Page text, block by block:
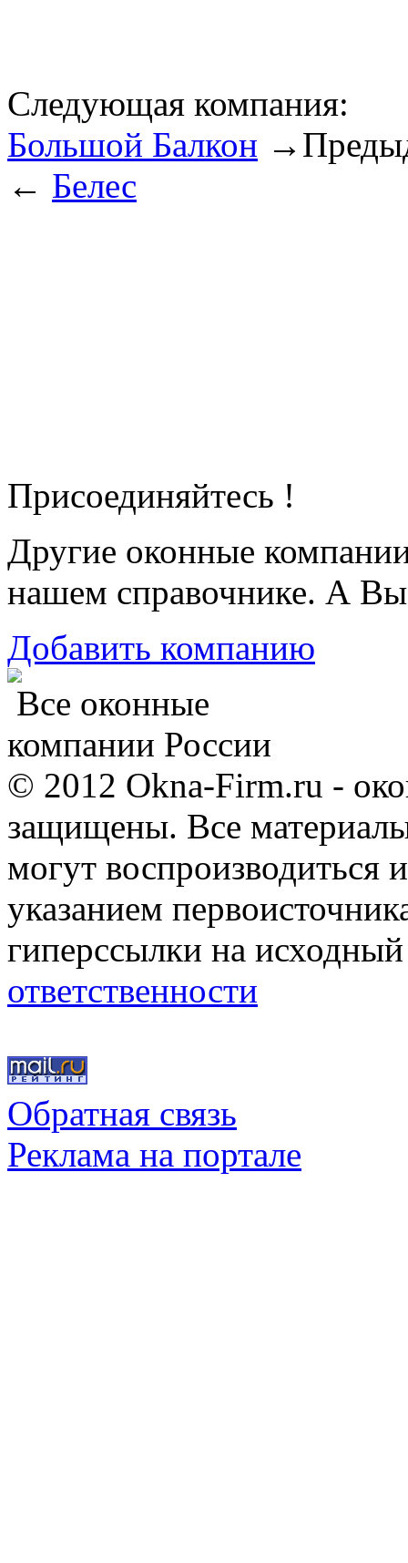
Следующая компания:
Большой Балкон →
← Белес
Присоединяйтесь !
Другие оконные
нашем справочнике. А
Добавить компанию
Все оконные
компании России
© 2012 Okna-Firm.ru -
защищены. Все
могут воспроизводиться
указанием
гиперссылки на
ответственности
Обратная связь
Реклама на портале